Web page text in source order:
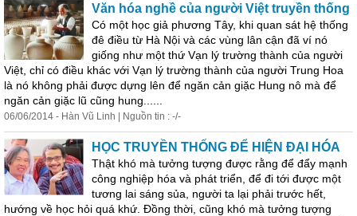
Văn hóa nghề của người Việt truyền thống
Có một học giả phương Tây, khi quan sát hệ thống
đê điều từ Hà Nội và các vùng lân cận đã ví nó
giống như một thứ Vạn lý trường thành của người
Việt, chỉ có điều khác với Vạn lý trường thành của người Trung Hoa
là nó không phải được dựng lên để ngăn cản giặc Hung nô mà để
ngăn cản giặc lũ cũng hung......
06/06/2014 - Hàn Vũ Linh | Nguồn tin : -/-
HỌC TRUYỀN THỐNG ĐỂ HIỆN ĐẠI HÓA
Thật khó mà tưởng tượng được rằng để đẩy mạnh
công nghiệp hóa và phát triển, để đi tới được một
tương lai sáng sủa, người ta lại phải trước hết,
hướng về học hỏi quá khứ. Đồng thời, cũng khó mà tưởng tượng